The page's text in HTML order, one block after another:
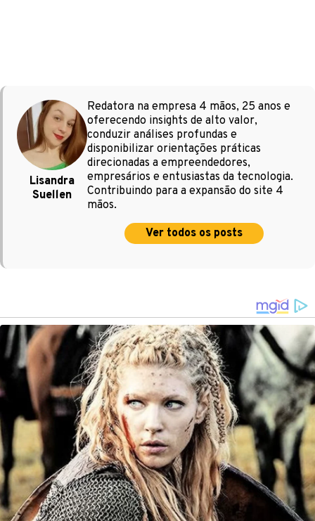
Lisandra
Suellen
Redatora na empresa 4 mãos, 25 anos e
oferecendo insights de alto valor,
conduzir análises profundas e
disponibilizar orientações práticas
direcionadas a empreendedores,
empresários e entusiastas da tecnologia.
Contribuindo para a expansão do site 4
mãos.
Ver todos os posts